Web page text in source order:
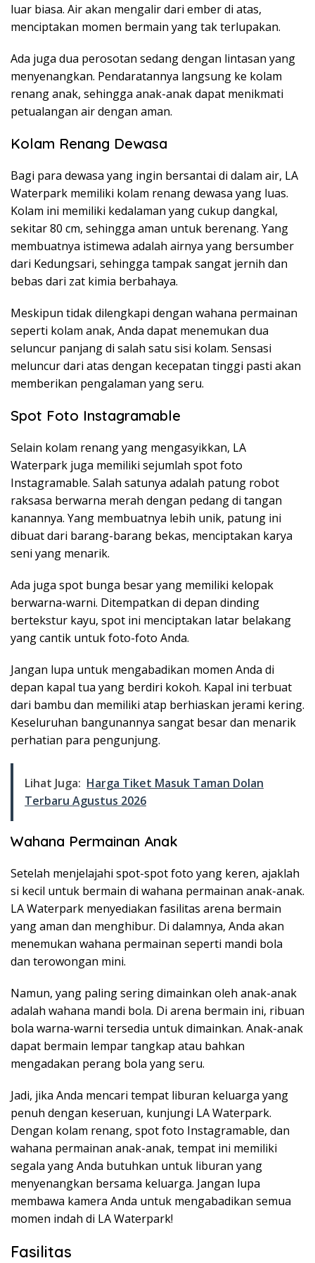
luar biasa. Air akan mengalir dari ember di atas,
menciptakan momen bermain yang tak terlupakan.
Ada juga dua perosotan sedang dengan lintasan yang
menyenangkan. Pendaratannya langsung ke kolam
renang anak, sehingga anak-anak dapat menikmati
petualangan air dengan aman.
Kolam Renang Dewasa
Bagi para dewasa yang ingin bersantai di dalam air, LA
Waterpark memiliki kolam renang dewasa yang luas.
Kolam ini memiliki kedalaman yang cukup dangkal,
sekitar 80 cm, sehingga aman untuk berenang. Yang
membuatnya istimewa adalah airnya yang bersumber
dari Kedungsari, sehingga tampak sangat jernih dan
bebas dari zat kimia berbahaya.
Meskipun tidak dilengkapi dengan wahana permainan
seperti kolam anak, Anda dapat menemukan dua
seluncur panjang di salah satu sisi kolam. Sensasi
meluncur dari atas dengan kecepatan tinggi pasti akan
memberikan pengalaman yang seru.
Spot Foto Instagramable
Selain kolam renang yang mengasyikkan, LA
Waterpark juga memiliki sejumlah spot foto
Instagramable. Salah satunya adalah patung robot
raksasa berwarna merah dengan pedang di tangan
kanannya. Yang membuatnya lebih unik, patung ini
dibuat dari barang-barang bekas, menciptakan karya
seni yang menarik.
Ada juga spot bunga besar yang memiliki kelopak
berwarna-warni. Ditempatkan di depan dinding
bertekstur kayu, spot ini menciptakan latar belakang
yang cantik untuk foto-foto Anda.
Jangan lupa untuk mengabadikan momen Anda di
depan kapal tua yang berdiri kokoh. Kapal ini terbuat
dari bambu dan memiliki atap berhiaskan jerami kering.
Keseluruhan bangunannya sangat besar dan menarik
perhatian para pengunjung.
Lihat Juga: Harga Tiket Masuk Taman Dolan
Terbaru Agustus 2026
Wahana Permainan Anak
Setelah menjelajahi spot-spot foto yang keren, ajaklah
si kecil untuk bermain di wahana permainan anak-anak.
LA Waterpark menyediakan fasilitas arena bermain
yang aman dan menghibur. Di dalamnya, Anda akan
menemukan wahana permainan seperti mandi bola
dan terowongan mini.
Namun, yang paling sering dimainkan oleh anak-anak
adalah wahana mandi bola. Di arena bermain ini, ribuan
bola warna-warni tersedia untuk dimainkan. Anak-anak
dapat bermain lempar tangkap atau bahkan
mengadakan perang bola yang seru.
Jadi, jika Anda mencari tempat liburan keluarga yang
penuh dengan keseruan, kunjungi LA Waterpark.
Dengan kolam renang, spot foto Instagramable, dan
wahana permainan anak-anak, tempat ini memiliki
segala yang Anda butuhkan untuk liburan yang
menyenangkan bersama keluarga. Jangan lupa
membawa kamera Anda untuk mengabadikan semua
momen indah di LA Waterpark!
Fasilitas